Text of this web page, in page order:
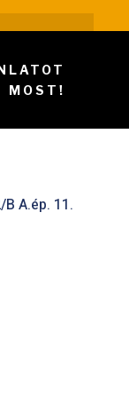
MOST!
A.ép. 11.